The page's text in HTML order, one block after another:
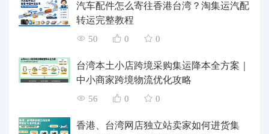
汽车配件怎么寄往香港台湾？淘集运汽配
转运完整教程
50 0 0
台湾本土小店跨境采购集运降本全方案｜
中小商家跨境物流优化攻略
56 0 0
香港、台湾网店独立站卖家如何进货集